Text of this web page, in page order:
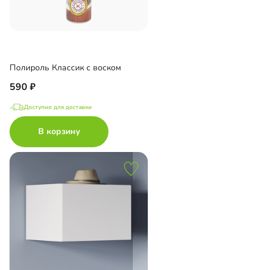
Полироль Классик с воском
590
Доступно для доставки
В корзину